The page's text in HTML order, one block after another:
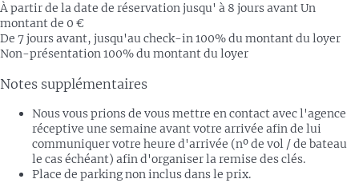
À partir de la date de réservation jusqu' à 8 jours avantUn
montant de 0 €
De 7 jours avant, jusqu'au check-in100% du montant du loyer
Non-présentation100% du montant du loyer
Notes supplémentaires
Nous vous prions de vous mettre en contact avec l'agence
réceptive une semaine avant votre arrivée afin de lui
communiquer votre heure d'arrivée (nº de vol / de bateau
le cas échéant) afin d'organiser la remise des clés.
Place de parking non inclus dans le prix.